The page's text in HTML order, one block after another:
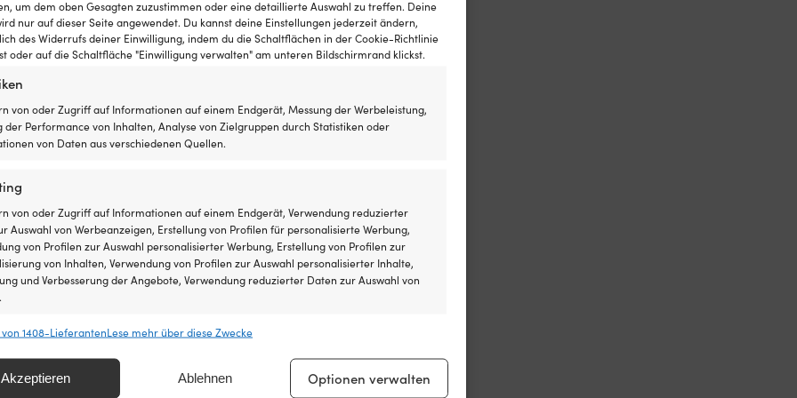
um dem oben Gesagten zuzustimmen oder eine detaillierte Auswahl zu treffen. Deine
nur auf dieser Seite angewendet. Du kannst deine Einstellungen jederzeit ändern,
des Widerrufs deiner Einwilligung, indem du die Schaltflächen in der Cookie-Richtlinie
oder auf die Schaltfläche "Einwilligung verwalten" am unteren Bildschirmrand klickst.
von oder Zugriff auf Informationen auf einem Endgerät, Messung der Werbeleistung,
der Performance von Inhalten, Analyse von Zielgruppen durch Statistiken oder
von Daten aus verschiedenen Quellen.
von oder Zugriff auf Informationen auf einem Endgerät, Verwendung reduzierter
Auswahl von Werbeanzeigen, Erstellung von Profilen für personalisierte Werbung,
von Profilen zur Auswahl personalisierter Werbung, Erstellung von Profilen zur
von Inhalten, Verwendung von Profilen zur Auswahl personalisierter Inhalte,
und Verbesserung der Angebote, Verwendung reduzierter Daten zur Auswahl von
und Kombination von Daten aus unterschiedlichen Quellen,
verschiedener Endgeräte, Identifikation von Endgeräten anhand
1408-LieferantenLese mehr über diese Zwecke
Akzeptieren Ablehnen Optionen verwalten